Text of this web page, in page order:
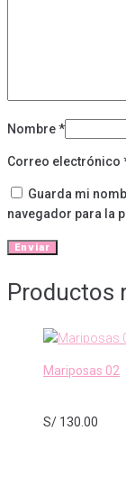
Nombre*
Correo electrónico
Guarda mi
navegador para la
Productos
Mariposas 02
S/ 130.00